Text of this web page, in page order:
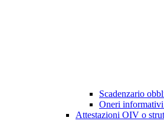
Scadenzario
Oneri
Attestazioni OIV o